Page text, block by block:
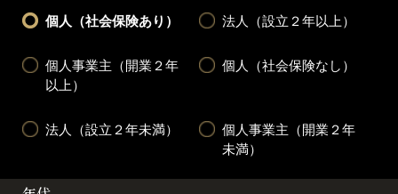
個人（社会保険あり） 法人（設立２年以上）
個人事業主（開業２年
以上）
個人（社会保険なし）
法人（設立２年未満）
個人事業主（開業２年
未満）